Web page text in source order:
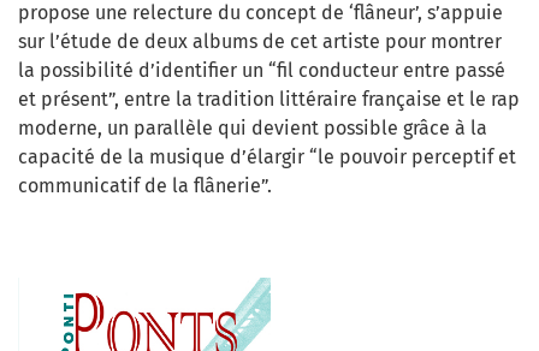
propose une relecture du concept de ‘flâneur’, s’appuie
sur l’étude de deux albums de cet artiste pour montrer
la possibilité d’identifier un “fil conducteur entre passé
et présent”, entre la tradition littéraire française et le rap
moderne, un parallèle qui devient possible grâce à la
capacité de la musique d’élargir “le pouvoir perceptif et
communicatif de la flânerie”.